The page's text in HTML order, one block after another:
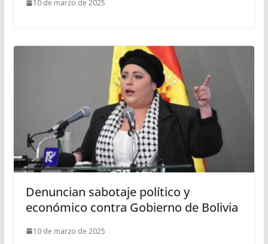
10 de marzo de 2025
Denuncian sabotaje político y
económico contra Gobierno de Bolivia
10 de marzo de 2025